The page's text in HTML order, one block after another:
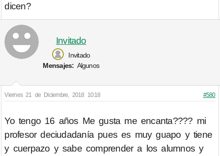
dicen?
Invitado
Invitado
Mensajes: Algunos
Viernes 21 de Diciembre, 2018 10:18 #580
Yo tengo 16 años Me gusta me encanta???? mi
profesor deciudadanía pues es muy guapo y tiene
y cuerpazo y sabe comprender a los alumnos y